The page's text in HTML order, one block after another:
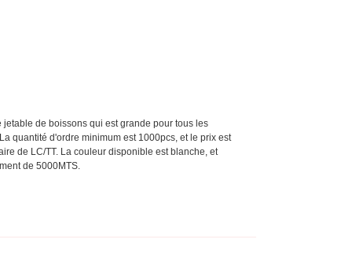
de boissons qui est grande pour tous les
quantité d'ordre minimum est 1000pcs, et le prix est
de LC/TT. La couleur disponible est blanche, et
de 5000MTS.